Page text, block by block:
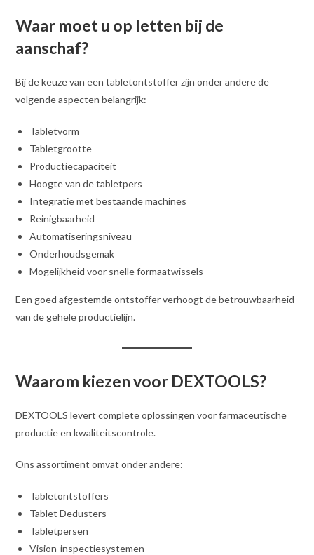
Waar moet u op letten bij de
aanschaf?
Bij de keuze van een tabletontstoffer zijn onder andere de
volgende aspecten belangrijk:
Tabletvorm
Tabletgrootte
Productiecapaciteit
Hoogte van de tabletpers
Integratie met bestaande machines
Reinigbaarheid
Automatiseringsniveau
Onderhoudsgemak
Mogelijkheid voor snelle formaatwissels
Een goed afgestemde ontstoffer verhoogt de betrouwbaarheid
van de gehele productielijn.
Waarom kiezen voor DEXTOOLS?
DEXTOOLS levert complete oplossingen voor farmaceutische
productie en kwaliteitscontrole.
Ons assortiment omvat onder andere:
Tabletontstoffers
Tablet Dedusters
Tabletpersen
Vision-inspectiesystemen